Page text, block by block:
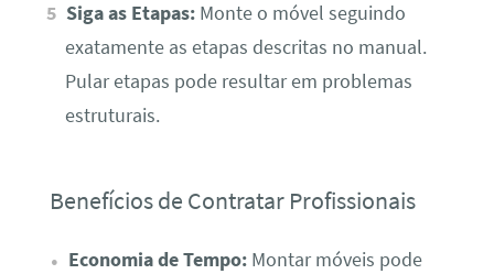
Siga as Etapas: Monte o móvel seguindo
exatamente as etapas descritas no manual.
Pular etapas pode resultar em problemas
estruturais.
Benefícios de Contratar Profissionais
Economia de Tempo:Montar móveis pode